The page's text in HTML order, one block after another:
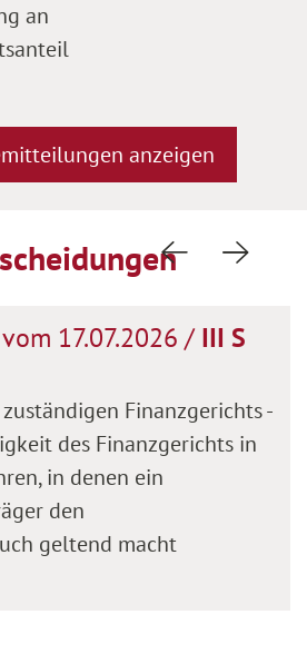
an
anzeigen
Vorherige
17.07.2026 /III S
Finanzgerichts -
des Finanzgerichts in
in denen ein
den
geltend macht